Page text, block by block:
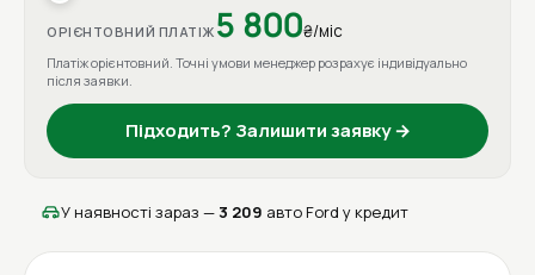
ОРІЄНТОВНИЙ ПЛАТІЖ 5 800₴/міс
Платіж орієнтовний. Точні умови менеджер розрахує індивідуально
після заявки.
Підходить? Залишити заявку →
У наявності зараз — 3 209 авто Ford у кредит